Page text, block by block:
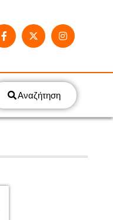
Αναζήτηση